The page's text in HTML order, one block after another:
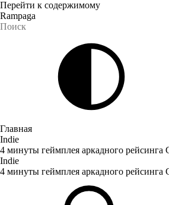
Перейти к содержимому
Rampaga
Главная
Indie
4 минуты геймплея аркадного рейсинга
Indie
4 минуты геймплея аркадного рейсинга